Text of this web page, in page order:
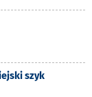
szyk